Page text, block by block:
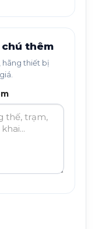
chú thêm
hãng thiết bị